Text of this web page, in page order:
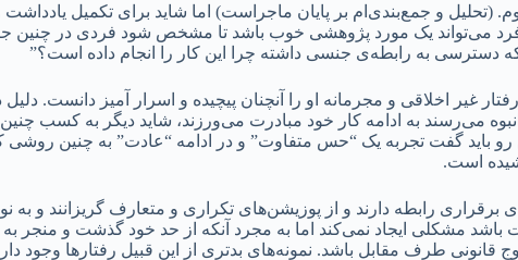
(تحلیل و جمع‌بندی‌ام بر پایان ماجراست) اما شاید برای تکمیل
می‌تواند یک مورد پژوهشی خوب باشد تا مشخص شود فردی در چنین
به رابطه‌ی جنسی داشته چرا این کار را انجام داده است؟”
غیر اخلاقی و مجرمانه او را آنچنان پیچیده و اسرار آمیز دانست.
می‌رسند به ادامه کار خود مبادرت می‌ورزند، شاید دیگر به کسب چنین
باید گفت تجربه یک “حس متفاوت” و در ادامه “عادت” به چنین روشی که
است.
رابطه دارند و از پوزیشن‌های تکراری و متعارف گریزانند و به نوعی
مشکلی ایجاد نمی‌کند اما به مجرد آنکه از حد خود گذشت و منجر
طرف مقابل باشد. نمونه‌های بدتری از این قبیل رفتارها وجود